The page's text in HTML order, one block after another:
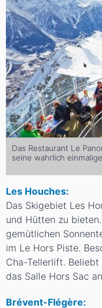
Das Restaurant Le
seine wahrlich
Les Houches:
Das Skigebiet Les
und Hütten zu
gemütlichen
im Le Hors Piste.
Cha-Tellerlift.
das Salle Hors Sac
Brévent-Flégère: